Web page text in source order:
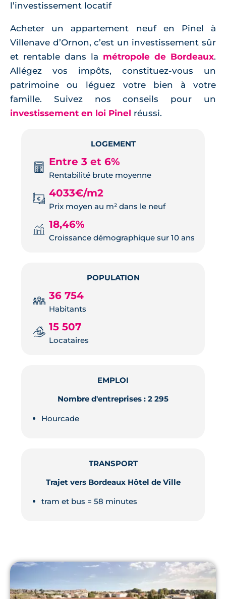
l’investissement locatif
Acheter un appartement neuf en Pinel à
Villenave d’Ornon, c’est un investissement sûr
et rentable dans la métropole de Bordeaux.
Allégez vos impôts, constituez-vous un
patrimoine ou léguez votre bien à votre
famille. Suivez nos conseils pour un
investissement en loi Pinel réussi.
LOGEMENT
Entre 3 et 6%
Rentabilité brute moyenne
4033€/m2
Prix moyen au m² dans le neuf
18,46%
Croissance démographique sur 10 ans
POPULATION
36 754
Habitants
15 507
Locataires
EMPLOI
Nombre d'entreprises : 2 295
Hourcade
TRANSPORT
Trajet vers Bordeaux Hôtel de Ville
tram et bus = 58 minutes